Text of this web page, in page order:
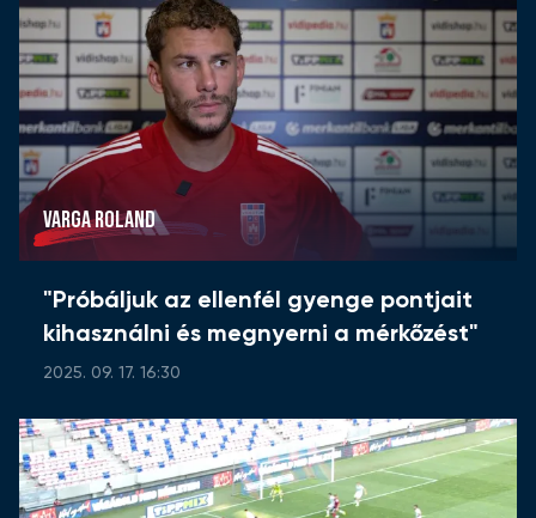
VARGA ROLAND
"Próbáljuk az ellenfél gyenge pontjait
kihasználni és megnyerni a mérkőzést"
2025. 09. 17. 16:30